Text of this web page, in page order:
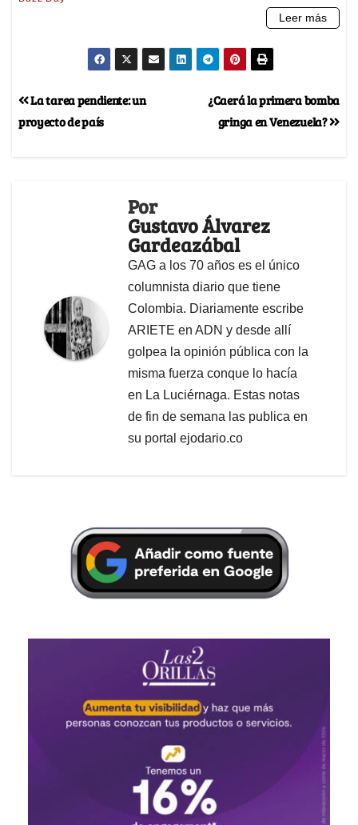
¿Caerá la primera bomba
gringa en Venezuela?
La tarea pendiente: un
proyecto de país
Por
Gustavo Álvarez
Gardeazábal
GAG a los 70 años es el único
columnista diario que tiene
Colombia. Diariamente escribe
ARIETE en ADN y desde allí
golpea la opinión pública con la
misma fuerza conque lo hacía
en La Luciérnaga. Estas notas
de fin de semana las publica en
su portal ejodario.co